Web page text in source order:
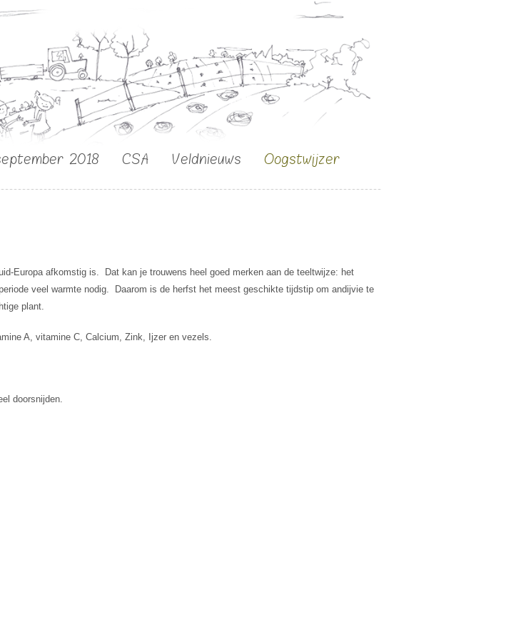
2018 CSA Veldnieuws
Oogstwijzer
Europa afkomstig is. Dat kan je trouwens heel goed merken aan de teeltwijze: het
veel warmte nodig. Daarom is de herfst het meest geschikte tijdstip om andijvie te
plant.
A, vitamine C, Calcium, Zink, Ijzer en vezels.
doorsnijden.